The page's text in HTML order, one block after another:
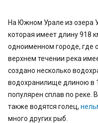
На Южном Урале из озера
которая имеет длину 918
одноименном городе, где
верхнем течении река
создано несколько
водохранилище длиною в
популярен сплав по реке.
также водятся голец,
много других рыб.